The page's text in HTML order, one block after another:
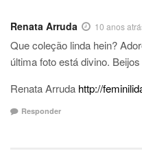
Renata Arruda 10 anos
Que coleção linda hein?
última foto está divino. Beijos
Renata Arruda http://
Responder